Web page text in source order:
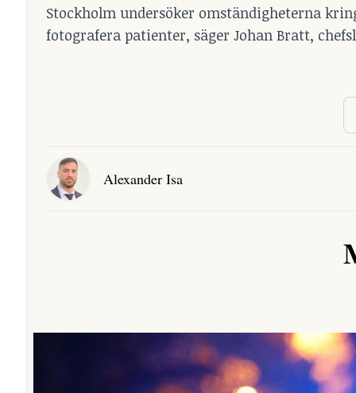
Stockholm undersöker omständigheterna
fotografera patienter, säger Johan Bratt,
Alexander Isa